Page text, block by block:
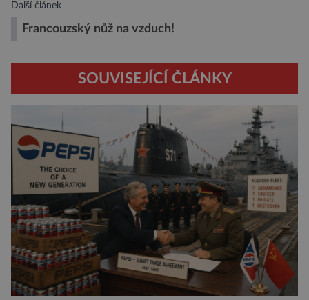
Další článek
Francouzský nůž na vzduch!
SOUVISEJÍCÍ ČLÁNKY